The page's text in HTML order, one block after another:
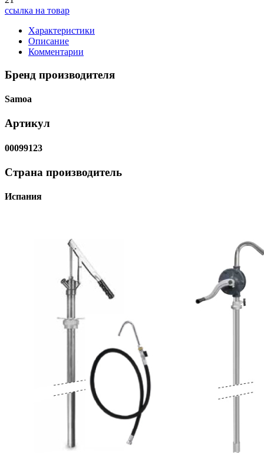
ссылка на товар
Характеристики
Описание
Комментарии
Бренд производителя
Samoa
Артикул
00099123
Страна производитель
Испания